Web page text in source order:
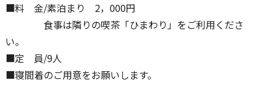
■料 金/素泊まり 2，000円
食事は隣りの喫茶「ひまわり」をご利用くださ
い。
■定 員/9人
■寝間着のご用意をお願いします。